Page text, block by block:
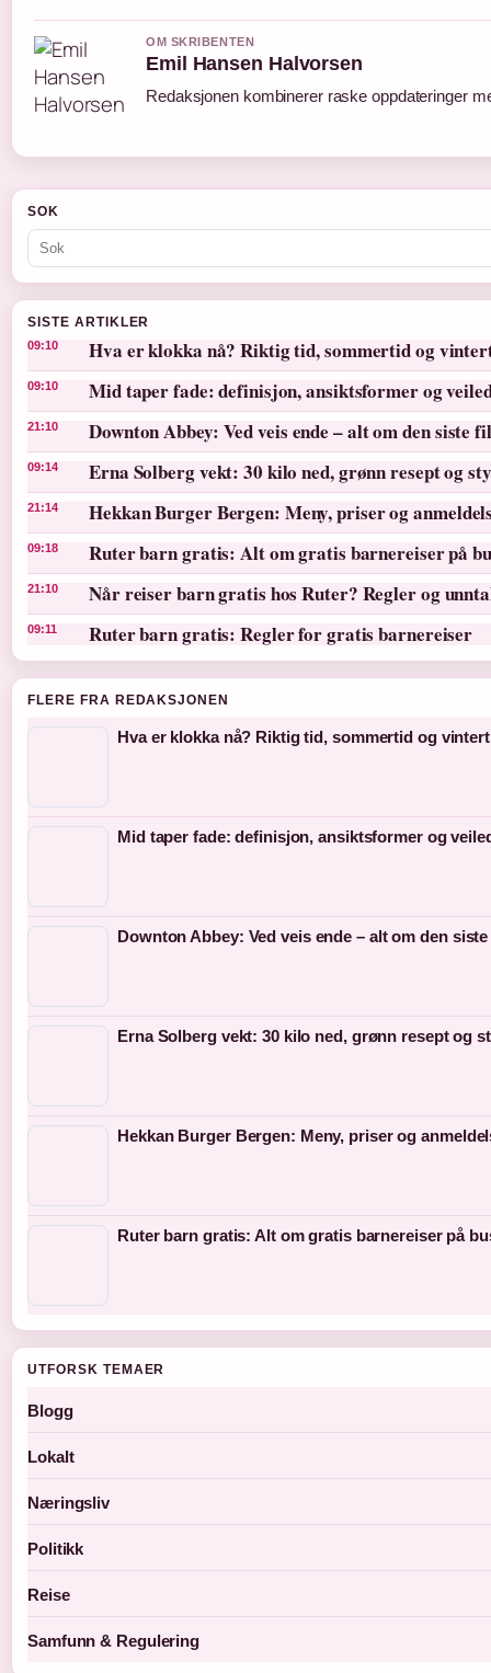
OM SKRIBENTEN
Emil Hansen Halvorsen
Redaksjonen kombinerer raske oppdateringer
SOK
SISTE ARTIKLER
09:10 Hva er klokka nå? Riktig tid, sommertid og
09:10 Mid taper fade: definisjon, ansiktsformer og
21:10 Downton Abbey: Ved veis ende – alt om den siste
09:14 Erna Solberg vekt: 30 kilo ned, grønn resept og
21:14 Hekkan Burger Bergen: Meny, priser og
09:18 Ruter barn gratis: Alt om gratis barnereiser på
21:10 Når reiser barn gratis hos Ruter? Regler og
09:11 Ruter barn gratis: Regler for gratis barnereiser
FLERE FRA REDAKSJONEN
Hva er klokka nå? Riktig tid, sommertid og
Mid taper fade: definisjon, ansiktsformer og
Downton Abbey: Ved veis ende – alt om den
Erna Solberg vekt: 30 kilo ned, grønn resept og
Hekkan Burger Bergen: Meny, priser og
Ruter barn gratis: Alt om gratis barnereiser på
UTFORSK TEMAER
Blogg
Lokalt
Næringsliv
Politikk
Reise
Samfunn & Regulering